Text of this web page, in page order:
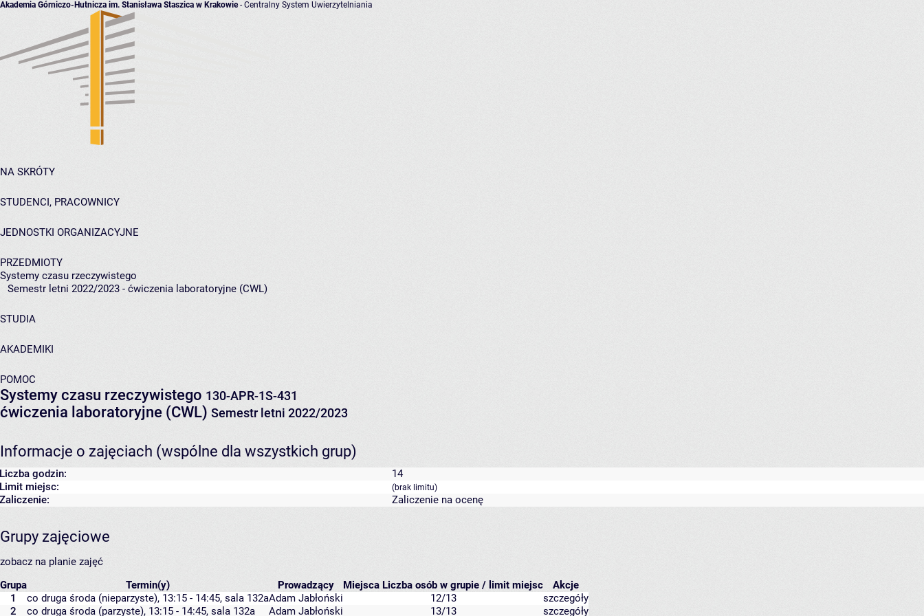
Akademia Górniczo-Hutnicza im. Stanisława Staszica w Krakowie- Centralny System Uwierzytelniania
NA SKRÓTY
STUDENCI, PRACOWNICY
JEDNOSTKI ORGANIZACYJNE
PRZEDMIOTY
Systemy czasu rzeczywistego
Semestr letni 2022/2023 - ćwiczenia laboratoryjne (CWL)
STUDIA
AKADEMIKI
POMOC
Systemy czasu rzeczywistego 130-APR-1S-431
ćwiczenia laboratoryjne (CWL) Semestr letni 2022/2023
Informacje o zajęciach (wspólne dla wszystkich grup)
Liczba godzin:
14
Limit miejsc:
(brak limitu)
Zaliczenie: Zaliczenie na ocenę
Grupy zajęciowe
zobacz na planie zajęć
Grupa
Termin(y) Prowadzący Miejsca Liczba osób w grupie / limit miejsc
Akcje
1
co druga środa (nieparzyste), 13:15 - 14:45, sala 132aAdam Jabłoński 12/13
szczegóły
2
co druga środa (parzyste), 13:15 - 14:45, sala 132a Adam Jabłoński 13/13 szczegóły